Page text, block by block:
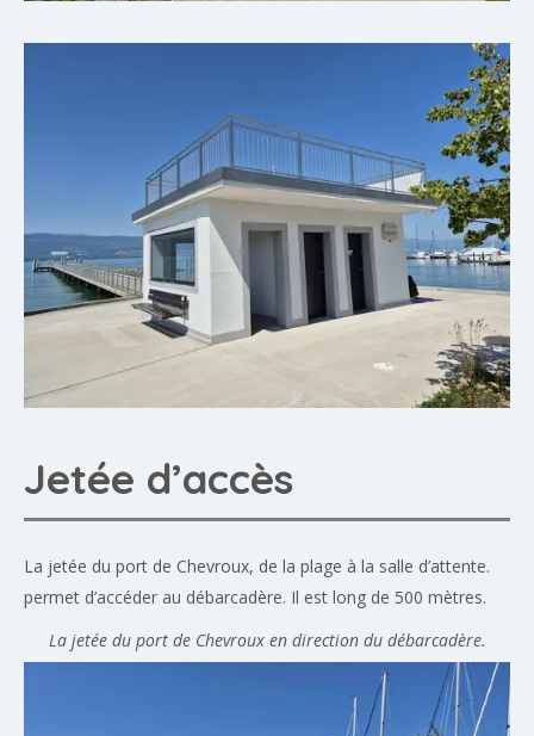
Jetée d’accès
La jetée du port de Chevroux, de la plage à la salle d’attente.
permet d’accéder au débarcadère. Il est long de 500 mètres.
La jetée du port de Chevroux en direction du débarcadère.